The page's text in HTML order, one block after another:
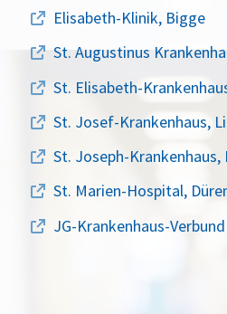
Elisabeth-Klinik, Bigge
St. Augustinus
St. Elisabeth-
St. Josef-Krankenhaus,
St. Joseph-Krankenhaus,
St. Marien-Hospital,
JG-Krankenhaus-Verbund